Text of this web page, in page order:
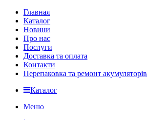
Главная
Каталог
Новини
Про нас
Послуги
Доставка та оплата
Контакти
Перепаковка та ремонт акумуляторів
Каталог
Меню